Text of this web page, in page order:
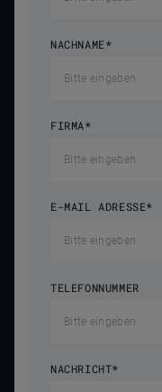
NACHNAME*
FIRMA*
E-MAIL ADRESSE*
TELEFONNUMMER
NACHRICHT*